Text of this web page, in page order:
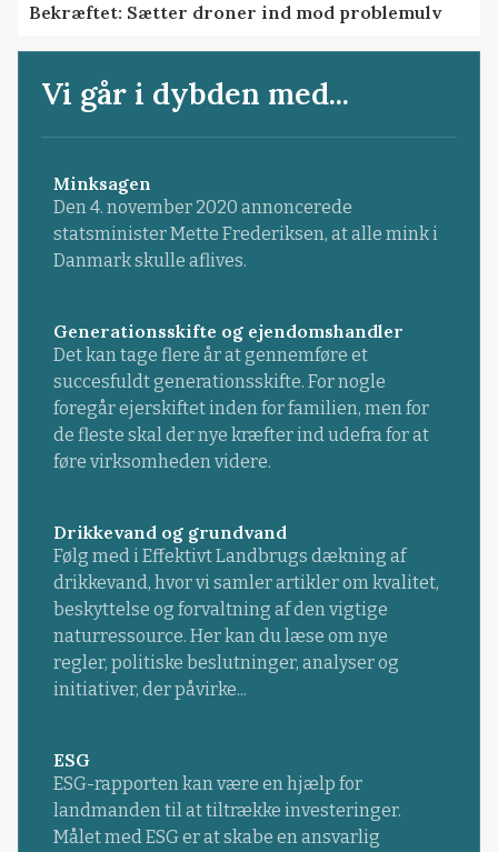
Bekræftet: Sætter droner ind mod problemulv
Vi går i dybden med...
Minksagen
Den 4. november 2020 annoncerede
statsminister Mette Frederiksen, at alle mink i
Danmark skulle aflives.
Generationsskifte og ejendomshandler
Det kan tage flere år at gennemføre et
succesfuldt generationsskifte. For nogle
foregår ejerskiftet inden for familien, men for
de fleste skal der nye kræfter ind udefra for at
føre virksomheden videre.
Drikkevand og grundvand
Følg med i Effektivt Landbrugs dækning af
drikkevand, hvor vi samler artikler om kvalitet,
beskyttelse og forvaltning af den vigtige
naturressource. Her kan du læse om nye
regler, politiske beslutninger, analyser og
initiativer, der påvirke...
ESG
ESG-rapporten kan være en hjælp for
landmanden til at tiltrække investeringer.
Målet med ESG er at skabe en ansvarlig